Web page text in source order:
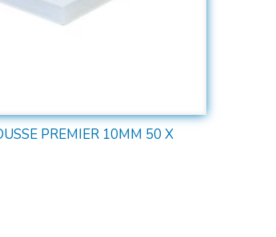
PREMIER 10MM 50 X